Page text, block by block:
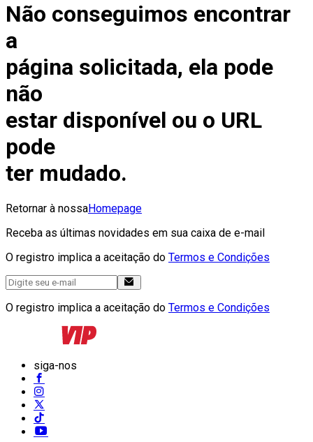
Não conseguimos encontrar
a
página solicitada, ela pode
não
estar disponível ou o URL
pode
ter mudado.
Retornar à nossaHomepage
Receba as últimas novidades em sua caixa de e-mail
O registro implica a aceitação do Termos e Condições
O registro implica a aceitação do Termos e Condições
siga-nos